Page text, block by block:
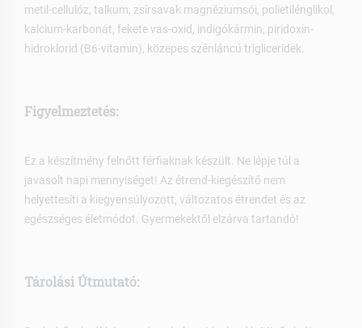
metil-cellulóz, talkum, zsírsavak magnéziumsói, polietilénglikol,
kalcium-karbonát, fekete vas-oxid, indigókármin, piridoxin-
hidroklorid (B6-vitamin), közepes szénláncú trigliceridek.
Figyelmeztetés:
Ez a készítmény felnőtt férfiaknak készült. Ne lépje túl a
javasolt napi mennyiséget! Az étrend-kiegészítő nem
helyettesíti a kiegyensúlyozott, változatos étrendet és az
egészséges életmódot. Gyermekektől elzárva tartandó!
Tárolási Útmutató: